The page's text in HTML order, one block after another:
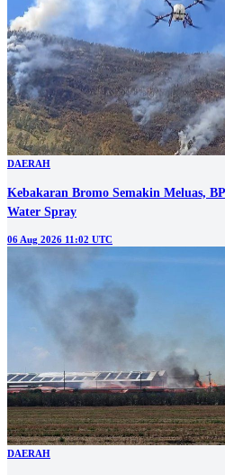
DAERAH
Kebakaran Bromo Semakin Meluas,
Water Spray
06 Aug 2026 11:02 UTC
DAERAH